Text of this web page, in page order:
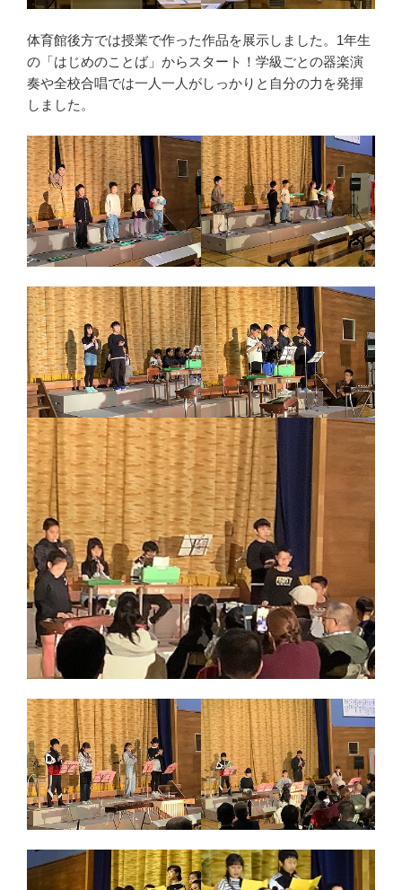
体育館後方では授業で作った作品を展示しました。1年生
の「はじめのことば」からスタート！学級ごとの器楽演
奏や全校合唱では一人一人がしっかりと自分の力を発揮
しました。